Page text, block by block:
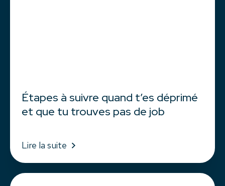
Étapes à suivre quand t’es déprimé
et que tu trouves pas de job
Lire la suite